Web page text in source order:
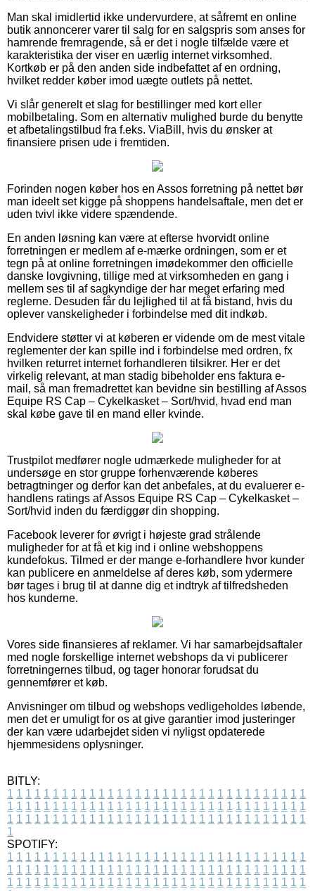
Man skal imidlertid ikke undervurdere, at såfremt en online
butik annoncerer varer til salg for en salgspris som anses for
hamrende fremragende, så er det i nogle tilfælde være et
karakteristika der viser en uærlig internet virksomhed.
Kortkøb er på den anden side indbefattet af en ordning,
hvilket redder køber imod uægte outlets på nettet.
Vi slår generelt et slag for bestillinger med kort eller
mobilbetaling. Som en alternativ mulighed burde du benytte
et afbetalingstilbud fra f.eks. ViaBill, hvis du ønsker at
finansiere prisen ude i fremtiden.
Forinden nogen køber hos en Assos forretning på nettet bør
man ideelt set kigge på shoppens handelsaftale, men det er
uden tvivl ikke videre spændende.
En anden løsning kan være at efterse hvorvidt online
forretningen er medlem af e-mærke ordningen, som er et
tegn på at online forretningen imødekommer den officielle
danske lovgivning, tillige med at virksomheden en gang i
mellem ses til af sagkyndige der har meget erfaring med
reglerne. Desuden får du lejlighed til at få bistand, hvis du
oplever vanskeligheder i forbindelse med dit indkøb.
Endvidere støtter vi at køberen er vidende om de mest vitale
reglementer der kan spille ind i forbindelse med ordren, fx
hvilken returret internet forhandleren tilsikrer. Her er det
virkelig relevant, at man stadig bibeholder ens faktura e-
mail, så man fremadrettet kan bevidne sin bestilling af Assos
Equipe RS Cap – Cykelkasket – Sort/hvid, hvad end man
skal købe gave til en mand eller kvinde.
Trustpilot medfører nogle udmærkede muligheder for at
undersøge en stor gruppe forhenværende køberes
betragtninger og derfor kan det anbefales, at du evaluerer e-
handlens ratings af Assos Equipe RS Cap – Cykelkasket –
Sort/hvid inden du færdiggør din shopping.
Facebook leverer for øvrigt i højeste grad strålende
muligheder for at få et kig ind i online webshoppens
kundefokus. Tilmed er der mange e-forhandlere hvor kunder
kan publicere en anmeldelse af deres køb, som ydermere
bør tages i brug til at danne dig et indtryk af tilfredsheden
hos kunderne.
Vores side finansieres af reklamer. Vi har samarbejdsaftaler
med nogle forskellige internet webshops da vi publicerer
forretningernes tilbud, og tager honorar forudsat du
gennemfører et køb.
Anvisninger om tilbud og webshops vedligeholdes løbende,
men det er umuligt for os at give garantier imod justeringer
der kan være udarbejdet siden vi nyligst opdaterede
hjemmesidens oplysninger.
BITLY:
1 1 1 1 1 1 1 1 1 1 1 1 1 1 1 1 1 1 1 1 1 1 1 1 1 1 1 1 1 1 1 1 1
1 1 1 1 1 1 1 1 1 1 1 1 1 1 1 1 1 1 1 1 1 1 1 1 1 1 1 1 1 1 1 1 1
1 1 1 1 1 1 1 1 1 1 1 1 1 1 1 1 1 1 1 1 1 1 1 1 1 1 1 1 1 1 1 1 1
1
SPOTIFY:
1 1 1 1 1 1 1 1 1 1 1 1 1 1 1 1 1 1 1 1 1 1 1 1 1 1 1 1 1 1 1 1 1
1 1 1 1 1 1 1 1 1 1 1 1 1 1 1 1 1 1 1 1 1 1 1 1 1 1 1 1 1 1 1 1 1
1 1 1 1 1 1 1 1 1 1 1 1 1 1 1 1 1 1 1 1 1 1 1 1 1 1 1 1 1 1 1 1 1